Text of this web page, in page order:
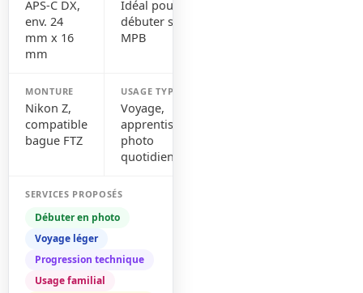
APS-C DX,
env. 24
mm x 16
mm
Idéal pour
débuter selon
MPB
MONTURE
Nikon Z,
compatible
bague FTZ
USAGE TYPE
Voyage,
apprentissage,
photo
quotidienne
SERVICES PROPOSÉS
Débuter en photo
Voyage léger
Progression technique
Usage familial